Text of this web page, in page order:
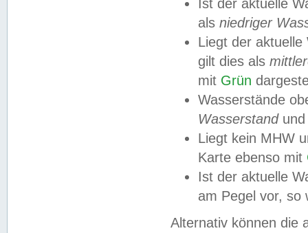
Ist der aktuelle
als niedriger
Liegt der
gilt dies als
mit Grün
Wasserstände
Wasserstandund
Liegt kein MHW
Karte ebenso mit
Ist der aktuelle
am Pegel vor,
Alternativ können die